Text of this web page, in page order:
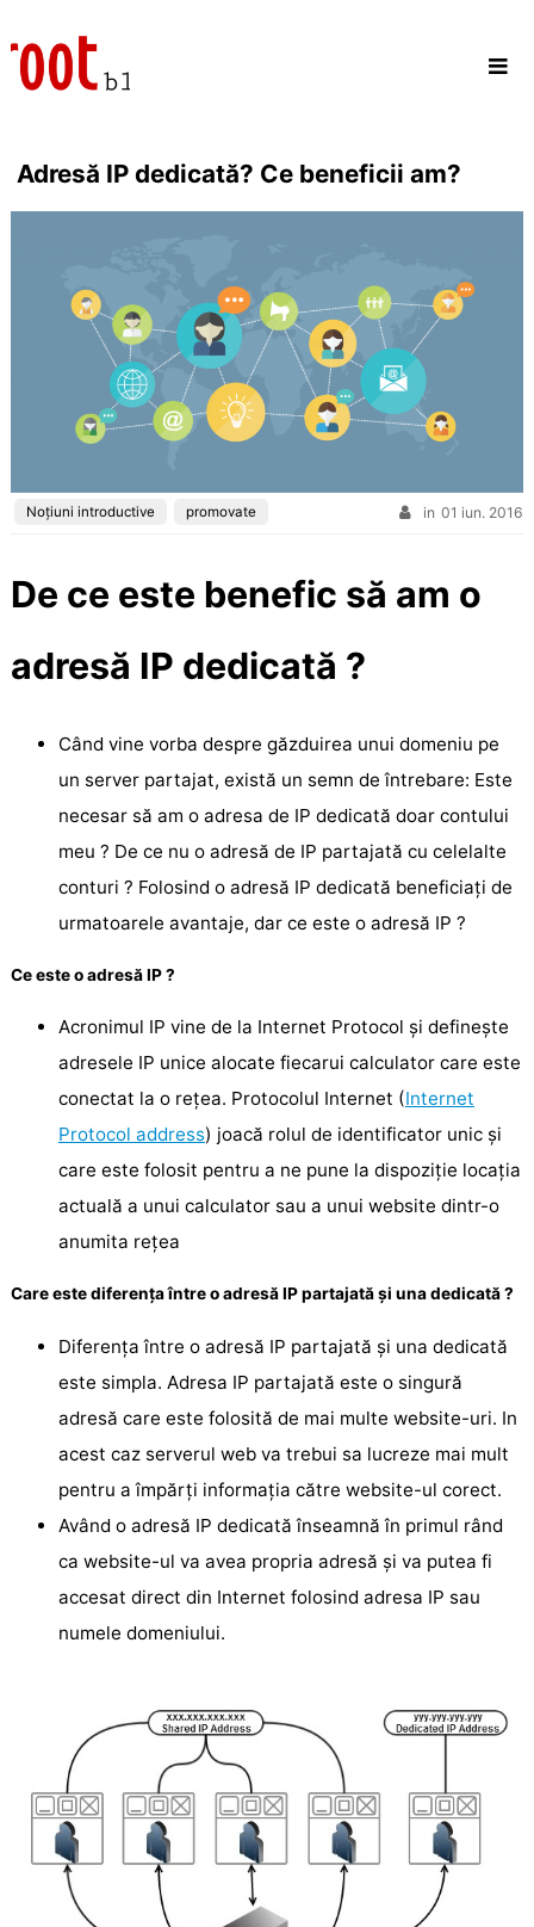
Skip
content
Adresă IP dedicată? Ce beneficii am?
Noțiuni introductive promovate in 01 iun. 2016
De ce este benefic să am o
adresă IP dedicată ?
Când vine vorba despre găzduirea unui domeniu pe
un server partajat, există un semn de întrebare: Este
necesar să am o adresa de IP dedicată doar contului
meu ? De ce nu o adresă de IP partajată cu celelalte
conturi ? Folosind o adresă IP dedicată beneficiați de
urmatoarele avantaje, dar ce este o adresă IP ?
Ce este o adresă IP ?
Acronimul IP vine de la Internet Protocol și definește
adresele IP unice alocate fiecarui calculator care este
conectat la o rețea. Protocolul Internet (Internet
Protocol address) joacă rolul de identificator unic și
care este folosit pentru a ne pune la dispoziție locația
actuală a unui calculator sau a unui website dintr-o
anumita rețea
Care este diferența între o adresă IP partajată și una dedicată ?
Diferența între o adresă IP partajată și una dedicată
este simpla. Adresa IP partajată este o singură
adresă care este folosită de mai multe website-uri. In
acest caz serverul web va trebui sa lucreze mai mult
pentru a împărți informația către website-ul corect.
Având o adresă IP dedicată înseamnă în primul rând
ca website-ul va avea propria adresă și va putea fi
accesat direct din Internet folosind adresa IP sau
numele domeniului.